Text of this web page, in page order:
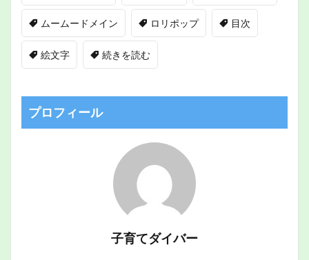
ムームードメイン ロリポップ 目次
絵文字 続きを読む
プロフィール
子育てダイバー